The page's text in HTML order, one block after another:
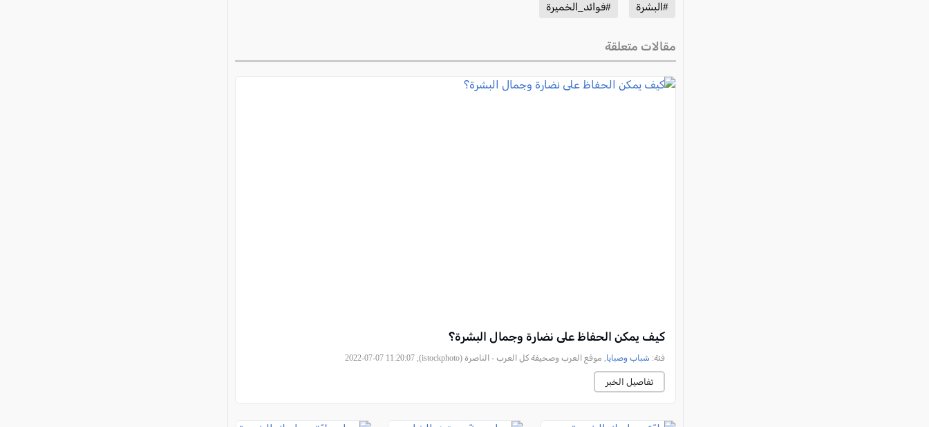
#البشرة #فوائد_الخميرة
مقالات متعلقة
كيف يمكن الحفاظ على نضارة وجمال البشرة؟
فئة: شباب وصبايا, موقع العرب وصحيفة كل العرب - الناصرة (istockphoto), 2022-07-07 11:20:07
تفاصيل الخبر